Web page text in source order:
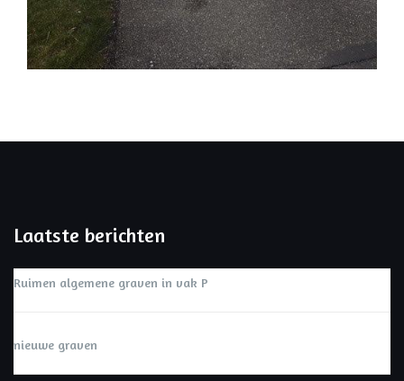
Laatste berichten
Ruimen algemene graven in vak P
nieuwe graven